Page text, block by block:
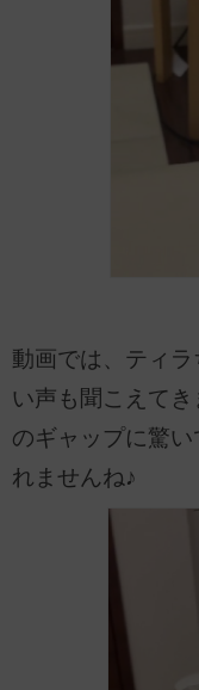
動画では、ティ
い声も聞こえて
のギャップに驚
れませんね♪